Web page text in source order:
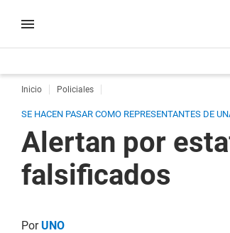
Inicio Policiales
SE HACEN PASAR COMO REPRESENTANTES DE
Alertan por
falsificados
PorUNO